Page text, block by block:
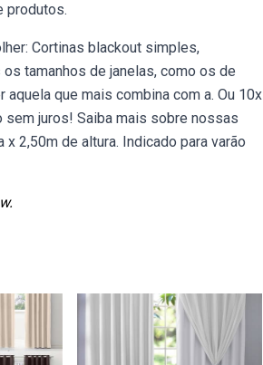
produtos.
Cortinas blackout simples,
tamanhos de janelas, como os de
que mais combina com a. Ou 10x
sem juros! Saiba mais sobre nossas
2,50m de altura. Indicado para varão